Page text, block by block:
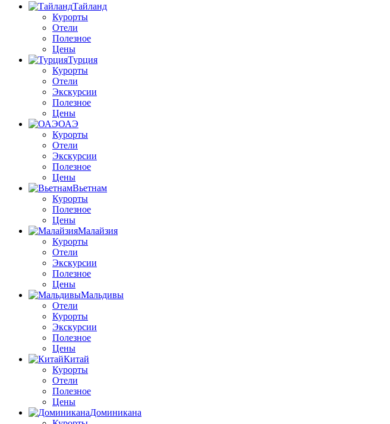
Тайланд
Курорты
Отели
Полезное
Цены
Турция
Курорты
Отели
Экскурсии
Полезное
Цены
ОАЭ
Курорты
Отели
Экскурсии
Полезное
Цены
Вьетнам
Курорты
Полезное
Цены
Малайзия
Курорты
Отели
Экскурсии
Полезное
Цены
Мальдивы
Отели
Курорты
Экскурсии
Полезное
Цены
Китай
Курорты
Отели
Полезное
Цены
Доминикана